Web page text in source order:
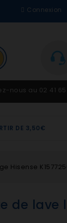
Connexion
nous au 02 41
DE 3,50€
Hisense
de lave